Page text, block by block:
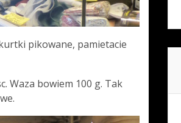
pikowane, pamietacie
Waza bowiem 100 g. Tak